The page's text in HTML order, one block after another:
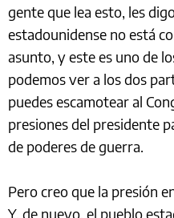
gente que lea esto, les
estadounidense no está
asunto, y este es uno de
podemos ver a los dos
puedes escamotear al
presiones del presidente
de poderes de guerra.
Pero creo que la presión
Y, de nuevo, el pueblo